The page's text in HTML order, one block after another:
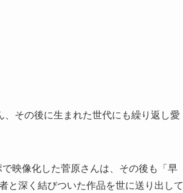
その後に生まれた世代にも繰り返し愛
映像化した菅原さんは、その後も「早
と深く結びついた作品を世に送り出して